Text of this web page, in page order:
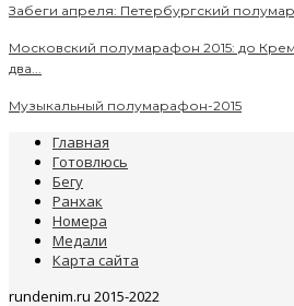
Забеги апреля: Петербургский
Московский полумарафон 2015: до
два...
Музыкальный полумарафон-2015
Главная
Готовлюсь
Бегу
Ранхак
Номера
Медали
Карта сайта
rundenim.ru 2015-2022